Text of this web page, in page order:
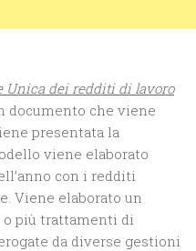
Unica dei redditi di lavoro
documento che viene
presentata la
viene elaborato
con i redditi
Viene elaborato un
o più trattamenti di
da diverse gestioni